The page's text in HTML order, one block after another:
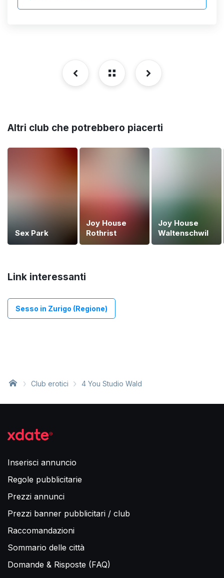
Altri club che potrebbero piacerti
Sex Park
Joy House
Rothrist
Joy House
Waltenschwil
Link interessanti
Sesso in Zurigo (Regione)
Club erotici 4 You Studio Wald
Inserisci annuncio
Regole pubblicitarie
Prezzi annunci
Prezzi banner pubblicitari / club
Raccomandazioni
Sommario delle città
Domande & Risposte (FAQ)